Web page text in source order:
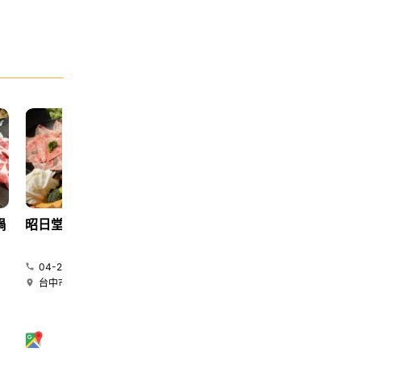
昭日堂鍋煮｜台中火鍋
04-22580269
台中市南屯區大墩十一街345號